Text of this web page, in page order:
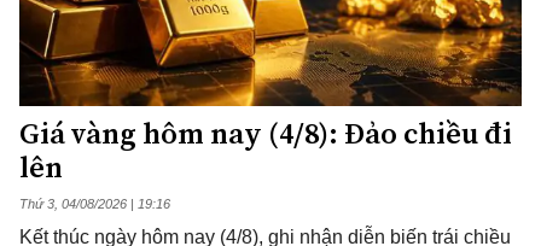
Giá vàng hôm nay (4/8): Đảo chiều đi
lên
Thứ 3, 04/08/2026 | 19:16
Kết thúc ngày hôm nay (4/8), ghi nhận diễn biến trái chiều